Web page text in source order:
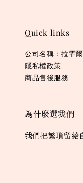
Quick links
公司名稱：拉霏
隱私權政策
商品售後服務
為什麼選我們
我們把繁瑣留給